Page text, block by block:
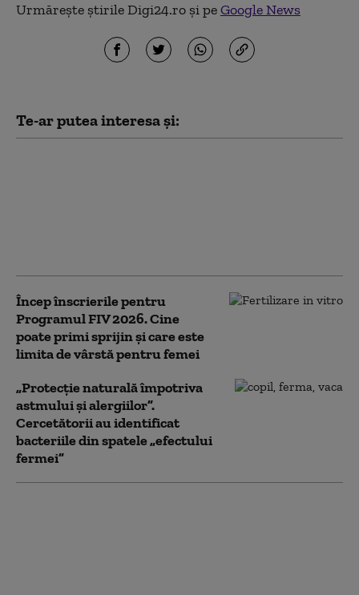
Urmărește știrile Digi24.ro și peGoogle News
Te-ar putea interesa și:
Încep înscrierile pentru
Programul FIV 2026. Cine
poate primi sprijin și care este
limita de vârstă pentru femei
„Protecție naturală împotriva
astmului și alergiilor”.
Cercetătorii au identificat
bacteriile din spatele „efectului
fermei”